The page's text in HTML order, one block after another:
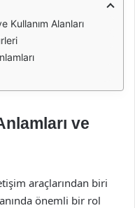
Kullanım Alanları
ve
araçlarından biri
önemli bir rol